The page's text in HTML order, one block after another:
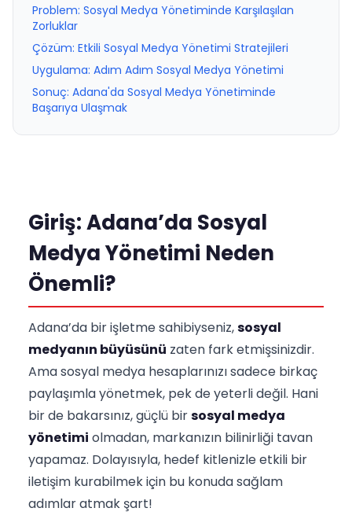
Problem: Sosyal Medya Yönetiminde Karşılaşılan
Zorluklar
Çözüm: Etkili Sosyal Medya Yönetimi Stratejileri
Uygulama: Adım Adım Sosyal Medya Yönetimi
Sonuç: Adana'da Sosyal Medya Yönetiminde
Başarıya Ulaşmak
Giriş: Adana’da Sosyal
Medya Yönetimi Neden
Önemli?
Adana’da bir işletme sahibiyseniz,sosyal
medyanın büyüsünü zaten fark etmişsinizdir.
Ama sosyal medya hesaplarınızı sadece birkaç
paylaşımla yönetmek, pek de yeterli değil. Hani
bir de bakarsınız, güçlü birsosyal medya
yönetimi olmadan, markanızın bilinirliği tavan
yapamaz. Dolayısıyla, hedef kitlenizle etkili bir
iletişim kurabilmek için bu konuda sağlam
adımlar atmak şart!